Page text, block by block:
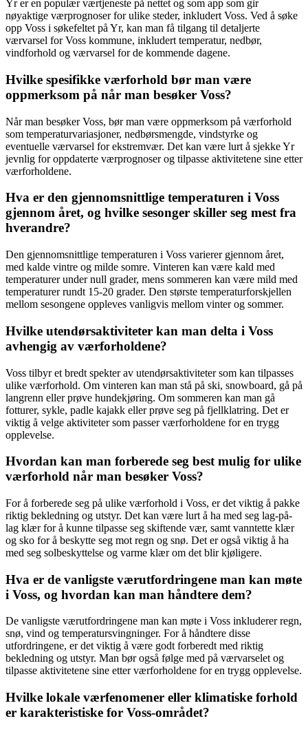
Yr er en populær værtjeneste på nettet og som app som gir
nøyaktige værprognoser for ulike steder, inkludert Voss. Ved å søke
opp Voss i søkefeltet på Yr, kan man få tilgang til detaljerte
værvarsel for Voss kommune, inkludert temperatur, nedbør,
vindforhold og værvarsel for de kommende dagene.
Hvilke spesifikke værforhold bør man være
oppmerksom på når man besøker Voss?
Når man besøker Voss, bør man være oppmerksom på værforhold
som temperaturvariasjoner, nedbørsmengde, vindstyrke og
eventuelle værvarsel for ekstremvær. Det kan være lurt å sjekke Yr
jevnlig for oppdaterte værprognoser og tilpasse aktivitetene sine etter
værforholdene.
Hva er den gjennomsnittlige temperaturen i Voss
gjennom året, og hvilke sesonger skiller seg mest fra
hverandre?
Den gjennomsnittlige temperaturen i Voss varierer gjennom året,
med kalde vintre og milde somre. Vinteren kan være kald med
temperaturer under null grader, mens sommeren kan være mild med
temperaturer rundt 15-20 grader. Den største temperaturforskjellen
mellom sesongene oppleves vanligvis mellom vinter og sommer.
Hvilke utendørsaktiviteter kan man delta i Voss
avhengig av værforholdene?
Voss tilbyr et bredt spekter av utendørsaktiviteter som kan tilpasses
ulike værforhold. Om vinteren kan man stå på ski, snowboard, gå på
langrenn eller prøve hundekjøring. Om sommeren kan man gå
fotturer, sykle, padle kajakk eller prøve seg på fjellklatring. Det er
viktig å velge aktiviteter som passer værforholdene for en trygg
opplevelse.
Hvordan kan man forberede seg best mulig for ulike
værforhold når man besøker Voss?
For å forberede seg på ulike værforhold i Voss, er det viktig å pakke
riktig bekledning og utstyr. Det kan være lurt å ha med seg lag-på-
lag klær for å kunne tilpasse seg skiftende vær, samt vanntette klær
og sko for å beskytte seg mot regn og snø. Det er også viktig å ha
med seg solbeskyttelse og varme klær om det blir kjøligere.
Hva er de vanligste værutfordringene man kan møte
i Voss, og hvordan kan man håndtere dem?
De vanligste værutfordringene man kan møte i Voss inkluderer regn,
snø, vind og temperatursvingninger. For å håndtere disse
utfordringene, er det viktig å være godt forberedt med riktig
bekledning og utstyr. Man bør også følge med på værvarselet og
tilpasse aktivitetene sine etter værforholdene for en trygg opplevelse.
Hvilke lokale værfenomener eller klimatiske forhold
er karakteristiske for Voss-området?